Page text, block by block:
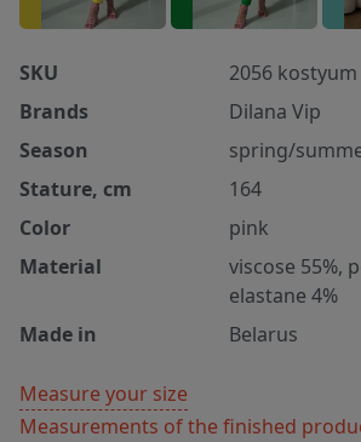
SKU
2056
Brands
Dilana Vip
Season
spring/
Stature, cm
164
Color
pink
Material
viscose 55%,
elastane 4%
Made in
Belarus
Measure your size
Measurements of the finished